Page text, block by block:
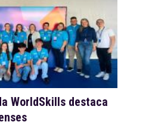
WorldSkills destaca